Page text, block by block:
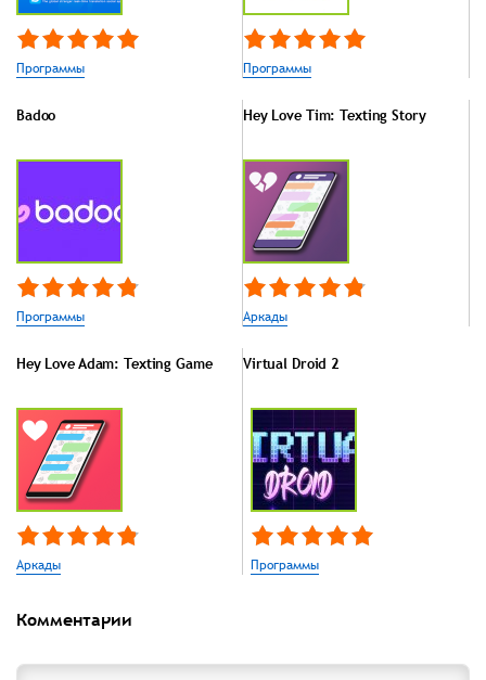
Программы Программы
Badoo
Программы
Hey Love Tim: Texting Story
Аркады
Hey Love Adam: Texting Game
Аркады
Virtual Droid 2
Программы
Комментарии